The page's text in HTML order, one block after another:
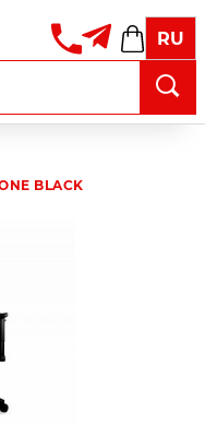
RU
BLACK